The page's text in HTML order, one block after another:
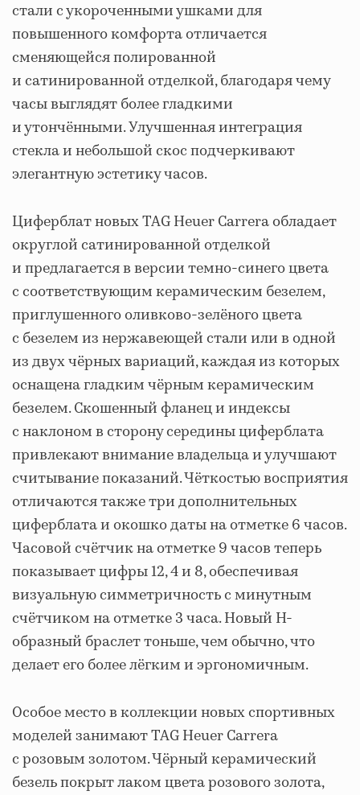
стали с укороченными ушками для
повышенного комфорта отличается
сменяющейся полированной
и сатинированной отделкой, благодаря чему
часы выглядят более гладкими
и утончёнными. Улучшенная интеграция
стекла и небольшой скос подчеркивают
элегантную эстетику часов.
Циферблат новых TAG Heuer Carrera обладает
округлой сатинированной отделкой
и предлагается в версии темно-синего цвета
с соответствующим керамическим безелем,
приглушенного оливково-зелёного цвета
с безелем из нержавеющей стали или в одной
из двух чёрных вариаций, каждая из которых
оснащена гладким чёрным керамическим
безелем. Скошенный фланец и индексы
с наклоном в сторону середины циферблата
привлекают внимание владельца и улучшают
считывание показаний. Чёткостью восприятия
отличаются также три дополнительных
циферблата и окошко даты на отметке 6 часов.
Часовой счётчик на отметке 9 часов теперь
показывает цифры 12, 4 и 8, обеспечивая
визуальную симметричность с минутным
счётчиком на отметке 3 часа. Новый H-
образный браслет тоньше, чем обычно, что
делает его более лёгким и эргономичным.
Особое место в коллекции новых спортивных
моделей занимают TAG Heuer Carrera
с розовым золотом. Чёрный керамический
безель покрыт лаком цвета розового золота,